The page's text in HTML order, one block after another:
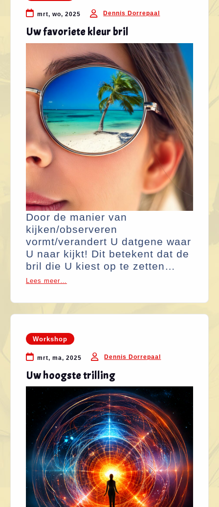
mrt, wo, 2025 Dennis Dorrepaal
Uw favoriete kleur bril
Door de manier van
kijken/observeren
vormt/verandert U datgene waar
U naar kijkt! Dit betekent dat de
bril die U kiest op te zetten…
Lees meer…
Workshop
mrt, ma, 2025 Dennis Dorrepaal
Uw hoogste trilling